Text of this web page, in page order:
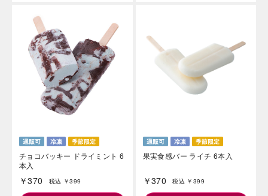
チョコバッキー ドライミント 6
本入
￥370 税込 ￥399
果実食感バー ライチ 6本入
￥370 税込 ￥399